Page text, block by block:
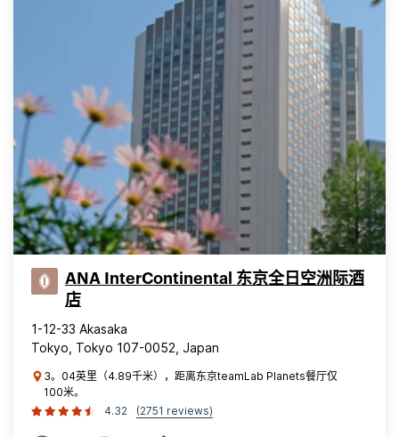
ANA InterContinental 东京全日空洲际酒
店
1-12-33 Akasaka
Tokyo, Tokyo 107-0052, Japan
3。04英里（4.89千米），距离东京teamLab Planets餐厅仅
100米。
4.32
(2751 reviews)